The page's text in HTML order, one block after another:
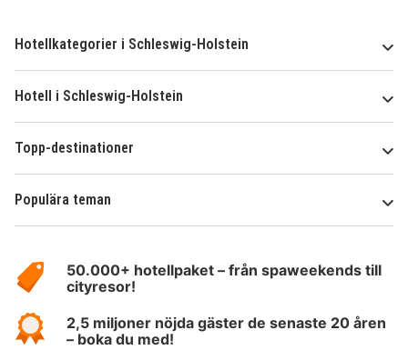
Hotellkategorier i Schleswig-Holstein
Hotell i Schleswig-Holstein
Topp-destinationer
Populära teman
HotelSpecials50.000+ hotellpaket – från spaweekends till
cityresor!
2,5 miljoner nöjda gäster de senaste 20 åren
– boka du med!